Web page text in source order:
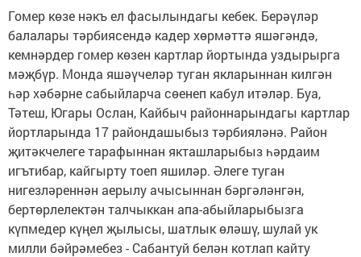
Гомер көзе нәкъ ел фасылындагы кебек. Берәүләр
балалары тәрбиясендә кадер хөрмәттә яшәгәндә,
кемнәрдер гомер көзен картлар йортында уздырырга
мәҗбүр. Монда яшәүчеләр туган якларыннан килгән
һәр хәбәрне сабыйларча сөенеп кабул итәләр. Буа,
Тәтеш, Югары Ослан, Кайбыч районнарындагы картлар
йортларында 17 райондашыбыз тәрбияләнә. Район
җитәкчелеге тарафыннан якташларыбыз һәрдаим
игътибар, кайгырту тоеп яшиләр. Әлеге туган
нигезләреннән аерылу ачысыннан бәргәләнгән,
бертөрлелектән талчыккан апа-абыйларыбызга
күпмедер күңел җылысы, шатлык өләшү, шулай ук
милли бәйрәмебез - Сабантуй белән котлап кайту